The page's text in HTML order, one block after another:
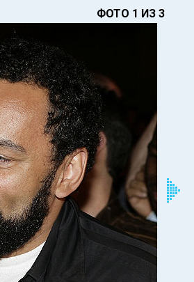
ФОТО 1 ИЗ 3